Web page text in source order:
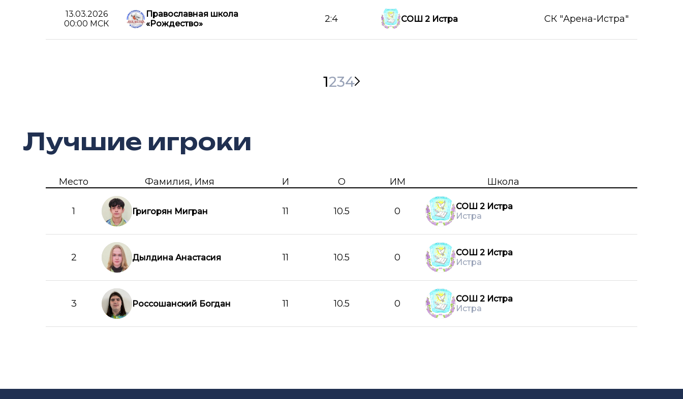
13.03.2026
00:00 МСК
Православная школа
«Рождество»
2:4 СОШ 2 Истра СК "Арена-Истра"
1234
Лучшие игроки
Место Фамилия, Имя И О ИМ Школа
1 Григорян Мигран 11 10.5 0
СОШ 2 Истра
Истра
2 Дылдина Анастасия 11 10.5 0
СОШ 2 Истра
Истра
3 Россошанский Богдан 11 10.5 0
СОШ 2 Истра
Истра